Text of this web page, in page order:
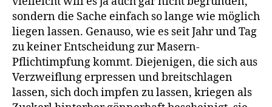
sondern die Sache einfach so lange wie möglich
liegen lassen. Genauso, wie es seit Jahr und Tag
zu keiner Entscheidung zur Masern-
Pflichtimpfung kommt. Diejenigen, die sich aus
Verzweiflung erpressen und breitschlagen
lassen, sich doch impfen zu lassen, kriegen als